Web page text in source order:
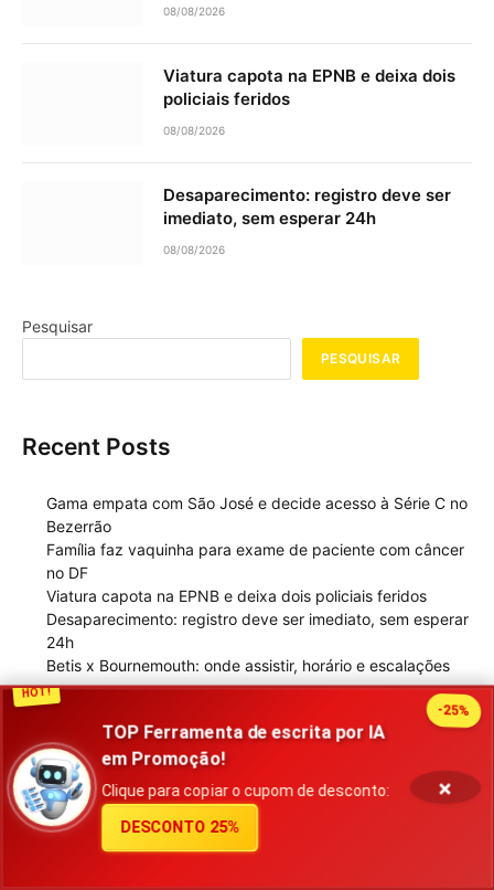
HOT!
TOP Ferramenta de escrita por IA
em Promoção!
Clique para copiar o cupom de desconto:
DESCONTO 25%
-25%
×
08/08/2026
Viatura capota na EPNB e deixa dois
policiais feridos
08/08/2026
Desaparecimento: registro deve ser
imediato, sem esperar 24h
08/08/2026
Pesquisar
PESQUISAR
Recent Posts
Gama empata com São José e decide acesso à Série C no
Bezerrão
Família faz vaquinha para exame de paciente com câncer
no DF
Viatura capota na EPNB e deixa dois policiais feridos
Desaparecimento: registro deve ser imediato, sem esperar
24h
Betis x Bournemouth: onde assistir, horário e escalações
Recent Comments
注册免费账户emA explosão do Jornalismo
binance Livros contra a ditadura